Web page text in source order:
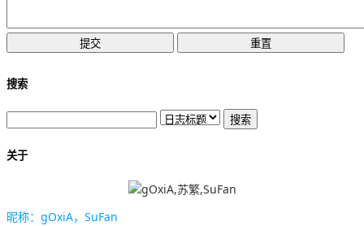
搜索
关于
昵称：gOxiA，SuFan